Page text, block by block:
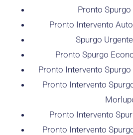
Pronto
Pronto Intervento
Spurgo
Pronto Spurgo
Pronto Intervento
Pronto Intervento
Pronto Intervento
Pronto Intervento